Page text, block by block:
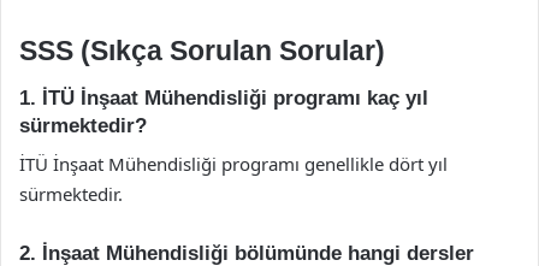
SSS (Sıkça Sorulan Sorular)
1. İTÜ İnşaat Mühendisliği programı kaç yıl
sürmektedir?
İTÜ İnşaat Mühendisliği programı genellikle dört yıl
sürmektedir.
2. İnşaat Mühendisliği bölümünde hangi dersler